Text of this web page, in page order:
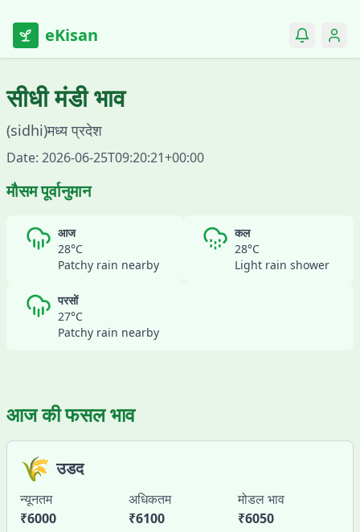
eKisan
सीधीमंडी भाव
(sidhi)मध्य प्रदेश
Date: 2026-06-25T09:20:21+00:00
मौसम पूर्वानुमान
आज
28°C
Patchy rain nearby
कल
28°C
Light rain shower
परसों
27°C
Patchy rain nearby
आज की फसल भाव
🌾 उडद
न्यूनतम
₹6000
अधिकतम
₹6100
मोडल भाव
₹6050